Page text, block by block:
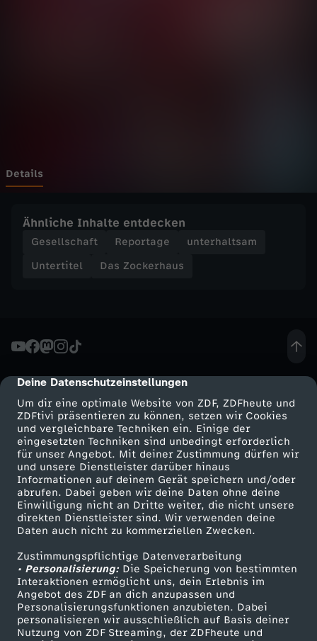
cmp-dialog-description
Deine Datenschutzeinstellungen
Um dir eine optimale Website von ZDF, ZDFheute und
ZDFtivi präsentieren zu können, setzen wir Cookies
und vergleichbare Techniken ein. Einige der
eingesetzten Techniken sind unbedingt erforderlich
für unser Angebot. Mit deiner Zustimmung dürfen wir
und unsere Dienstleister darüber hinaus
Informationen auf deinem Gerät speichern und/oder
abrufen. Dabei geben wir deine Daten ohne deine
Einwilligung nicht an Dritte weiter, die nicht unsere
direkten Dienstleister sind. Wir verwenden deine
Daten auch nicht zu kommerziellen Zwecken.
Zustimmungspflichtige Datenverarbeitung
• Personalisierung:Die Speicherung von bestimmten
Interaktionen ermöglicht uns, dein Erlebnis im
Angebot des ZDF an dich anzupassen und
Personalisierungsfunktionen anzubieten. Dabei
personalisieren wir ausschließlich auf Basis deiner
Nutzung von ZDF Streaming, der ZDFheute und
s
E
t
e
s
T
r
e
f
f
e
Details
Ähnliche Inhalte entdecken
Gesellschaft Reportage
unterhaltsam
Untertitel
Das Zockerhaus
Mehr ZDF
ZDF-Apps
Smart TV
ZDFtext
Livestreams
Sendungen A-Z
TV-Programm
Service
ZDFmitreden
Kontakt zum ZDF
Tickets
Zuschauerservice
Hilfe